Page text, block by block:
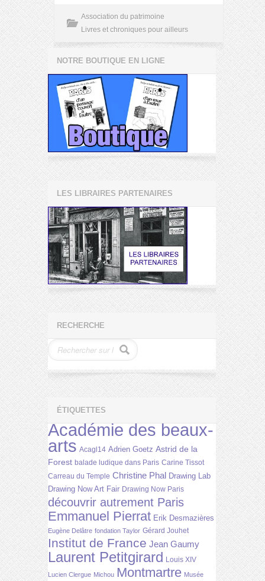
Association du patrimoine
Livres et chroniques pour ailleurs
NOTRE BOUTIQUE EN LIGNE
LES LIBRAIRES PARTENAIRES
RECHERCHE
ÉTIQUETTES
Académie des beaux-
arts Acagl14 Adrien Goetz Astrid de la
Forest balade ludique dans Paris Carine Tissot
Carreau du Temple Christine Phal Drawing Lab
Drawing Now Art Fair Drawing Now Paris
découvrir autrement Paris
Emmanuel Pierrat Erik Desmazières
Eugène Delâtre fondation Taylor Gérard Jouhet
Institut de France Jean Gaumy
Laurent Petitgirard Louis XIV
Lucien Clergue Michou Montmartre Musée